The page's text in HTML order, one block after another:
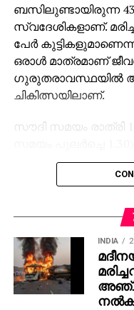
ബസിലുണ്ടായിരുന്ന
സ്വദേശികളാണ്.
പേര്‍
ഒരാള്‍ മാത്രമാണ്
ഗുരുതരാവസ്ഥയില്‍
ചികിത്സയിലാണ്.
സൗദി സമയം
മുഫറഹാത്ത്
ടാങ്കറുമായി
INDIA
അഞ്ച്